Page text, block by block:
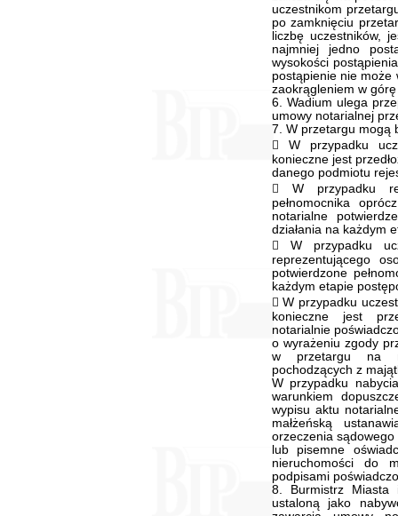
uczestnikom
po zamknięciu
liczbę uczestników,
najmniej jedno
wysokości
postąpienie nie może
zaokrągleniem w górę
6. Wadium ulega
umowy notarialnej
7. W przetargu mogą
 W przypadku
konieczne jest
danego podmiotu
 W przypadku
pełnomocnika
notarialne
działania na każdym
 W przypadku
reprezentującego
potwierdzone
każdym etapie
 W przypadku
konieczne jest
notarialnie
o wyrażeniu zgody
w przetargu na
pochodzących z
W przypadku
warunkiem
wypisu aktu
małżeńską
orzeczenia
lub pisemne
nieruchomości do
podpisami
8. Burmistrz Miasta
ustaloną jako